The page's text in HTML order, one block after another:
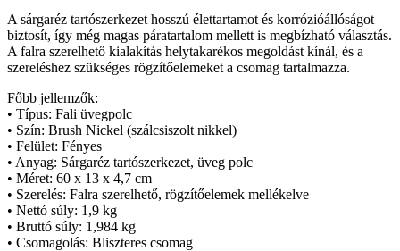
A sárgaréz tartószerkezet hosszú élettartamot és korrózióállóságot
biztosít, így még magas páratartalom mellett is megbízható választás.
A falra szerelhető kialakítás helytakarékos megoldást kínál, és a
szereléshez szükséges rögzítőelemeket a csomag tartalmazza.
Főbb jellemzők:
• Típus: Fali üvegpolc
• Szín: Brush Nickel (szálcsiszolt nikkel)
• Felület: Fényes
• Anyag: Sárgaréz tartószerkezet, üveg polc
• Méret: 60 x 13 x 4,7 cm
• Szerelés: Falra szerelhető, rögzítőelemek mellékelve
• Nettó súly: 1,9 kg
• Bruttó súly: 1,984 kg
• Csomagolás: Bliszteres csomag